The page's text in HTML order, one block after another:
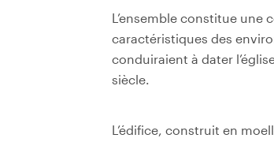
L’ensemble constitue une
caractéristiques des
conduiraient à dater
siècle.
L’édifice, construit en